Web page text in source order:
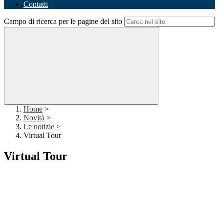
Contatti
Campo di ricerca per le pagine del sito
Home >
Novità >
Le notizie >
Virtual Tour
Virtual Tour